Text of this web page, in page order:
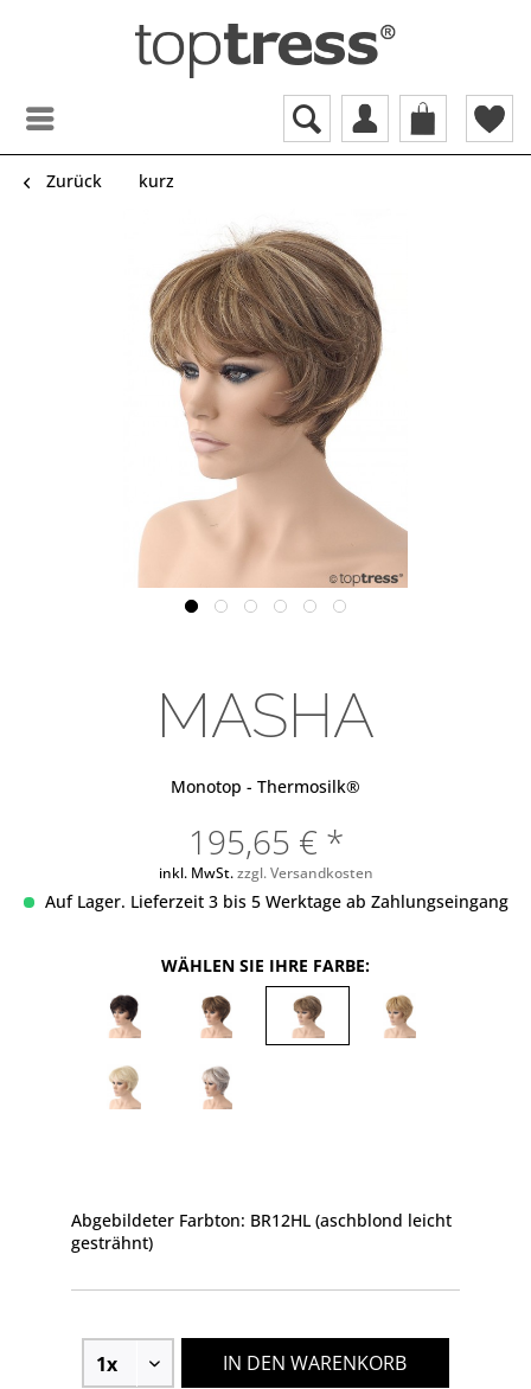
Zurück kurz
MASHA
Monotop - Thermosilk®
195,65 € *
inkl. MwSt.zzgl. Versandkosten
Auf Lager. Lieferzeit 3 bis 5 Werktage ab Zahlungseingang
WÄHLEN SIE IHRE FARBE:
Abgebildeter Farbton: BR12HL (aschblond leicht
gesträhnt)
IN DEN WARENKORB